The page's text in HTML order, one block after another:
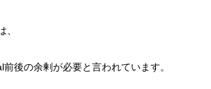
、
後の余剰が必要と言われています。